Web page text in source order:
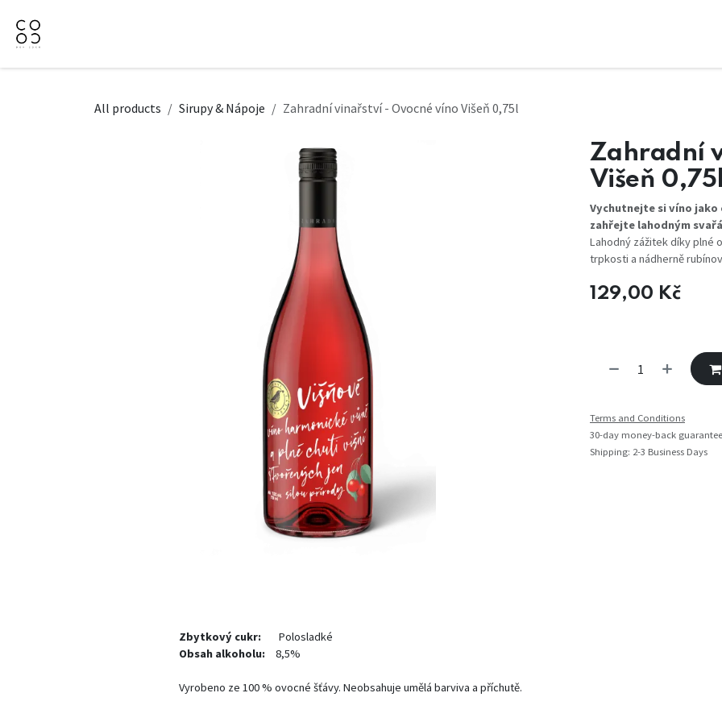
All products Sirupy & Nápoje Zahradní vinařství - Ovocné víno Višeň 0,75l
Zahradní
Višeň 0,75l
Vychutnejte si víno jako
zahřejte lahodným
Lahodný zážitek díky plné
trpkosti a nádherně
129,00 Kč
Terms and Conditions
30-day money-back guarantee
Shipping: 2-3 Business Days
Zbytkový cukr:
Polosladké
Obsah alkoholu:
8,5%
Vyrobeno ze 100 % ovocné šťávy. Neobsahuje umělá barviva a příchutě.